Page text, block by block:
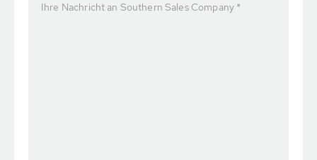
Ihre Nachricht an Southern Sales Company *